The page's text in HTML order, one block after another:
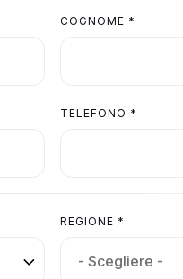
COGNOME *
TELEFONO *
REGIONE *